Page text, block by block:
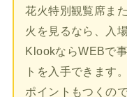
花火特別観覧席ま
火を見るなら、入
KlookならWEBで
トを入手できます。
ポイントもつくの